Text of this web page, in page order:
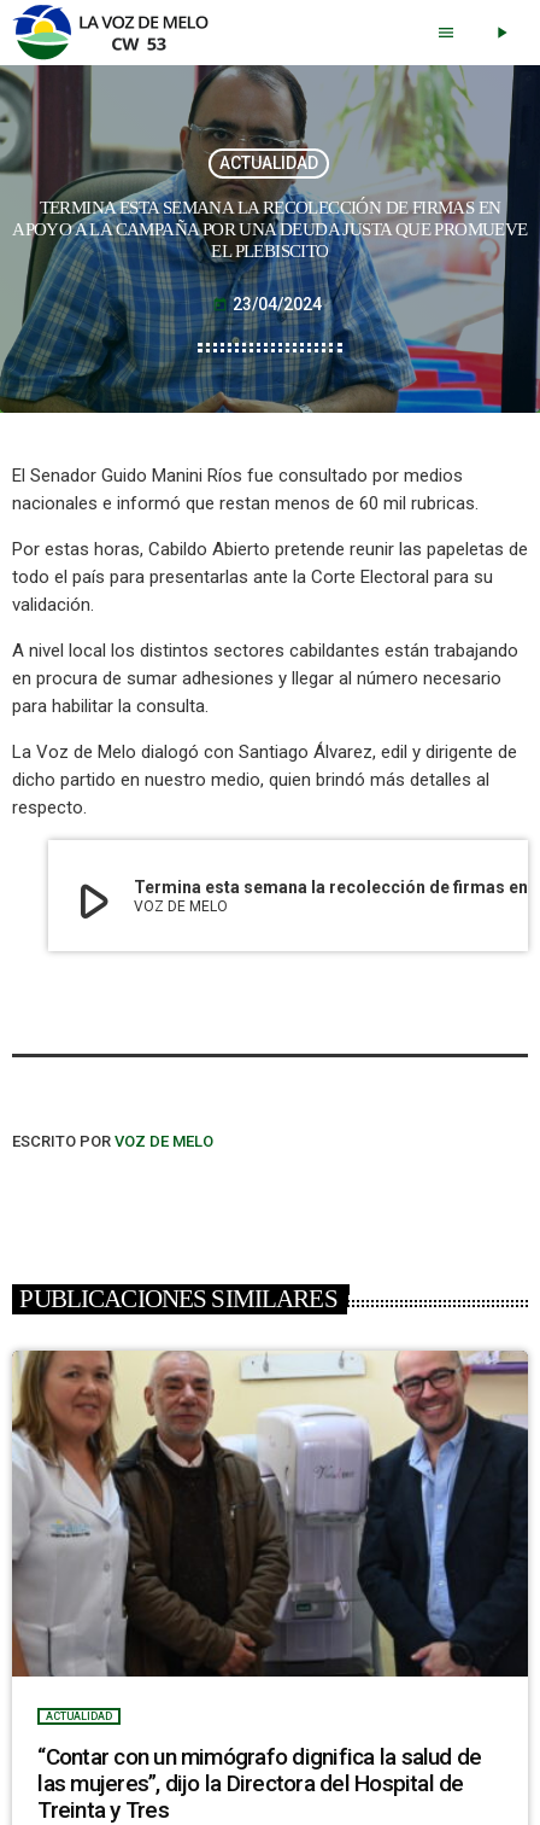
menu play_arrow
ACTUALIDAD
TERMINA ESTA SEMANA LA RECOLECCIÓN DE FIRMAS EN
APOYO A LA CAMPAÑA POR UNA DEUDA JUSTA QUE PROMUEVE
EL PLEBISCITO
today 23/04/2024
El Senador Guido Manini Ríos fue consultado por medios
nacionales e informó que restan menos de 60 mil rubricas.
Por estas horas, Cabildo Abierto pretende reunir las papeletas de
todo el país para presentarlas ante la Corte Electoral para su
validación.
A nivel local los distintos sectores cabildantes están trabajando
en procura de sumar adhesiones y llegar al número necesario
para habilitar la consulta.
La Voz de Melo dialogó con Santiago Álvarez, edil y dirigente de
dicho partido en nuestro medio, quien brindó más detalles al
respecto.
play_arrow VOZ DE MELO
ESCRITO POR VOZ DE MELO
PUBLICACIONES SIMILARES
ACTUALIDAD
“Contar con un mimógrafo dignifica la salud de
las mujeres”, dijo la Directora del Hospital de
Treinta y Tres